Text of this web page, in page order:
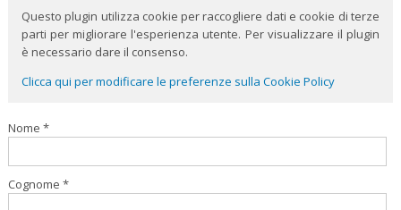
Questo plugin utilizza cookie per raccogliere dati e cookie di terze
parti per migliorare l'esperienza utente. Per visualizzare il plugin
è necessario dare il consenso.
Clicca qui per modificare le preferenze sulla Cookie Policy
Nome *
Cognome *